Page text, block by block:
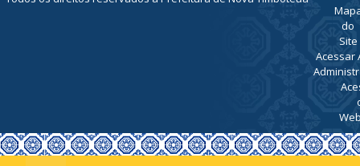
do
Site
Acessar